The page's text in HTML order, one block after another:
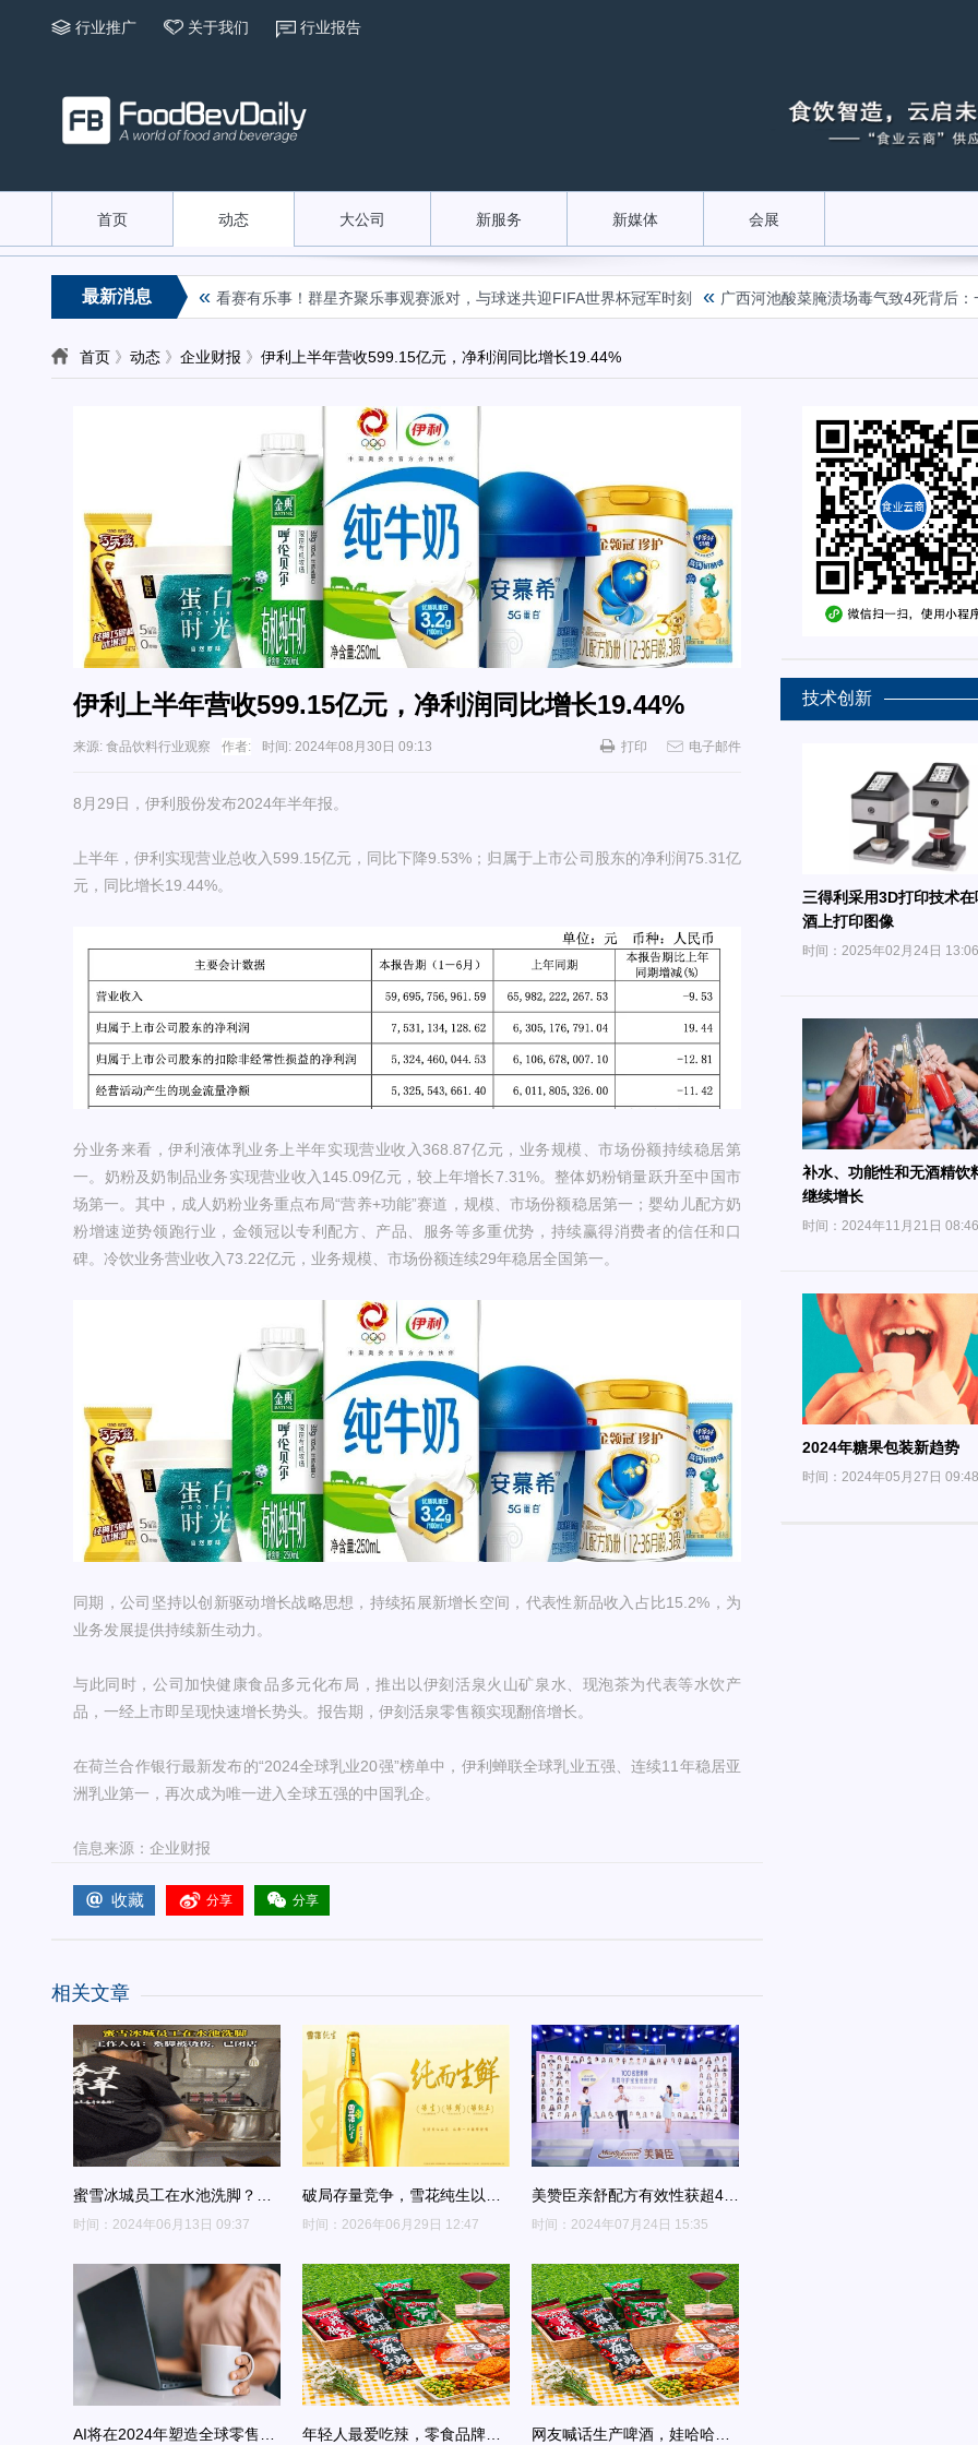
行业推广 关于我们 行业报告
首页 动态 大公司 新服务 新媒体 会展
最新消息
茶如何扩张产品边界 « 看赛有乐事！群星齐聚乐事观赛派对，与球迷共迎FIFA世界杯冠军时刻 « 广西河池酸菜腌渍场毒气致4死背后：一
首页 》 动态 》 企业财报 》 伊利上半年营收599.15亿元，净利润同比增长19.44%
伊利上半年营收599.15亿元，净利润同比增长19.44%
来源: 食品饮料行业观察 作者: 时间: 2024年08月30日 09:13 打印 电子邮件
8月29日，伊利股份发布2024年半年报。
上半年，伊利实现营业总收入599.15亿元，同比下降9.53%；归属于上市公司股东的净利润75.31亿
元，同比增长19.44%。
分业务来看，伊利液体乳业务上半年实现营业收入368.87亿元，业务规模、市场份额持续稳居第
一。奶粉及奶制品业务实现营业收入145.09亿元，较上年增长7.31%。整体奶粉销量跃升至中国市
场第一。其中，成人奶粉业务重点布局“营养+功能”赛道，规模、市场份额稳居第一；婴幼儿配方奶
粉增速逆势领跑行业，金领冠以专利配方、产品、服务等多重优势，持续赢得消费者的信任和口
碑。冷饮业务营业收入73.22亿元，业务规模、市场份额连续29年稳居全国第一。
同期，公司坚持以创新驱动增长战略思想，持续拓展新增长空间，代表性新品收入占比15.2%，为
业务发展提供持续新生动力。
与此同时，公司加快健康食品多元化布局，推出以伊刻活泉火山矿泉水、现泡茶为代表等水饮产
品，一经上市即呈现快速增长势头。报告期，伊刻活泉零售额实现翻倍增长。
在荷兰合作银行最新发布的“2024全球乳业20强”榜单中，伊利蝉联全球乳业五强、连续11年稳居亚
洲乳业第一，再次成为唯一进入全球五强的中国乳企。
信息来源：企业财报
收藏 分享 分享
相关文章
蜜雪冰城员工在水池洗脚？北
京朝阳市场监管局通报
时间：2024年06月13日 09:37
破局存量竞争，雪花纯生以三
大卖点重构纯生品类价值
时间：2026年06月29日 12:47
美赞臣亲舒配方有效性获超40
位儿科专家权威认可
时间：2024年07月24日 15:35
AI将在2024年塑造全球零售 年轻人最爱吃辣，零食品牌如 网友喊话生产啤酒，​娃哈哈回
技术创新
三得利采用3D打印技术在
酒上打印图像
时间：2025年02月24日 13:06
补水、功能性和无酒精饮
继续增长
时间：2024年11月21日 08:46
2024年糖果包装新趋势
时间：2024年05月27日 09:48